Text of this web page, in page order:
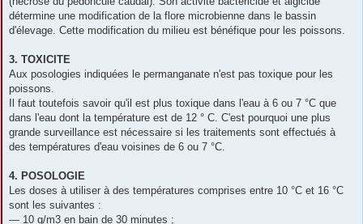
détermine une modification de la flore microbienne dans le bassin
d'élevage. Cette modification du milieu est bénéfique pour les poissons.
3. TOXICITE
Aux posologies indiquées le permanganate n'est pas toxique pour les
poissons.
Il faut toutefois savoir qu'il est plus toxique dans l'eau à 6 ou 7 °C que
dans l'eau dont la température est de 12 ° C. C'est pourquoi une plus
grande surveillance est nécessaire si les traitements sont effectués à
des températures d'eau voisines de 6 ou 7 °C.
4. POSOLOGIE
Les doses à utiliser à des températures comprises entre 10 °C et 16 °C
sont les suivantes :
— 10 g/m3 en bain de 30 minutes ;